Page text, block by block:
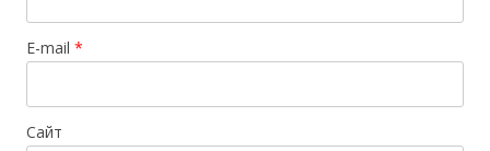
E-mail *
Сайт